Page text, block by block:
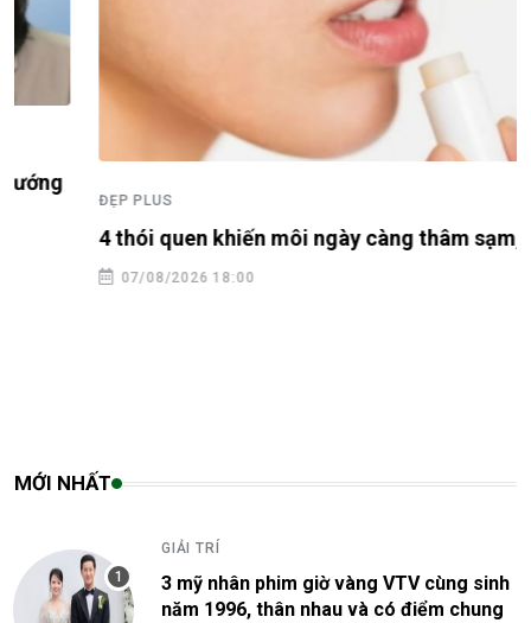
ĐẸP PLUS
4 thói quen khiến môi ngày càng thâm sạm, khô nứt
07/08/2026 18:00
MỚI NHẤT
GIẢI TRÍ
3 mỹ nhân phim giờ vàng VTV cùng sinh
năm 1996, thân nhau và có điểm chung